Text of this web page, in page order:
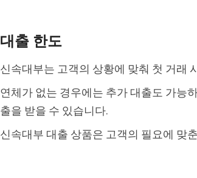
대출 한도
신속대부는 고객의 상황에 맞춰 첫 거래
연체가 없는 경우에는 추가 대출도 가능
출을 받을 수 있습니다.
신속대부 대출 상품은 고객의 필요에 맞